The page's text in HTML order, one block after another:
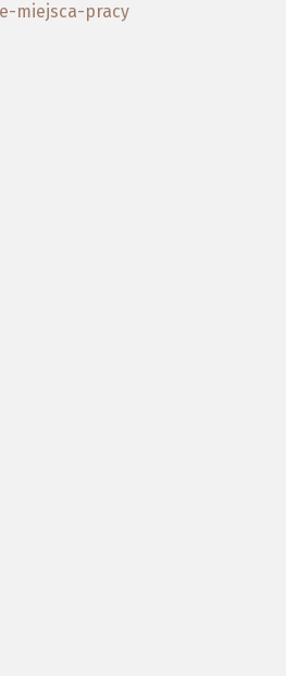
miejsca-pracy